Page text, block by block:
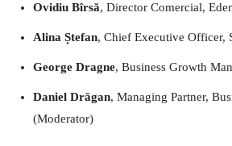
Ovidiu Bîrsă, Director Comercial,
Alina Ștefan, Chief Executive Officer,
George Dragne, Business Growth
Daniel Drăgan, Managing Partner,
(Moderator)